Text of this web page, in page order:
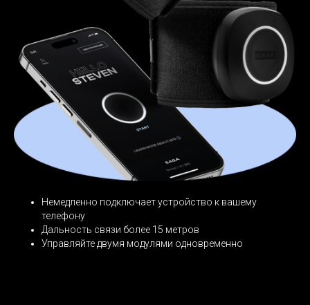
Немедленно подключает устройство к вашему
телефону
Дальность связи более 15 метров
Управляйте двумя модулями одновременно